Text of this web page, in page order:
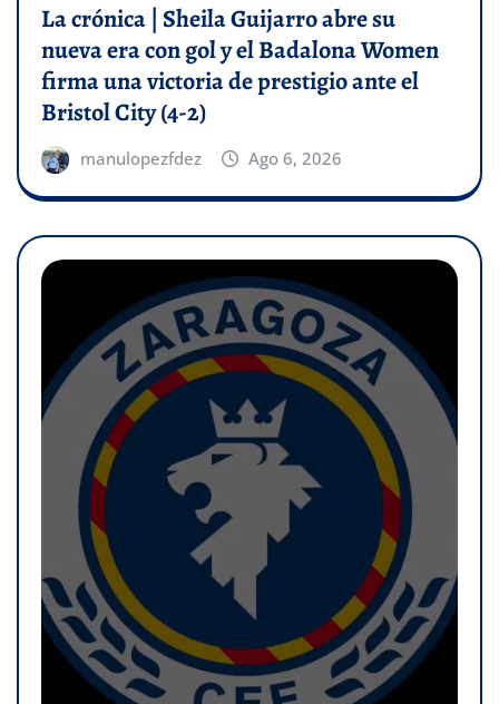
La crónica | Sheila Guijarro abre su
nueva era con gol y el Badalona Women
firma una victoria de prestigio ante el
Bristol City (4-2)
manulopezfdez Ago 6, 2026